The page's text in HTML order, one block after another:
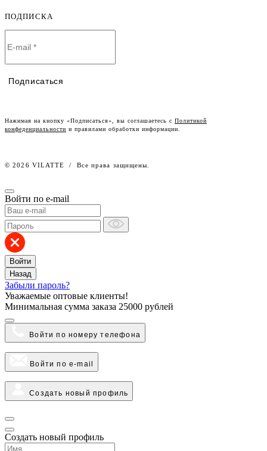
Оплата и доставка
Договор-оферта
Условия сотрудничества
Lookbook
Работа в компании
ПОДПИСКА
Подписаться
Нажимая на кнопку «Подписаться», вы соглашаетесь с Политикой
конфеденциальности и правилами обработки информации.
© 2026 VILATTE / Все права защищены.
Войти по e-mail
Войти
Назад
Забыли пароль?
Уважаемые оптовые клиенты!
Минимальная сумма заказа 25000 рублей
Войти по номеру телефона
Войти по e-mail
Создать новый профиль
Создать новый профиль